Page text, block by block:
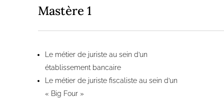
Mastère 1
Le métier de juriste au sein d’un
établissement bancaire
Le métier de juriste fiscaliste au sein d’un
« Big Four »